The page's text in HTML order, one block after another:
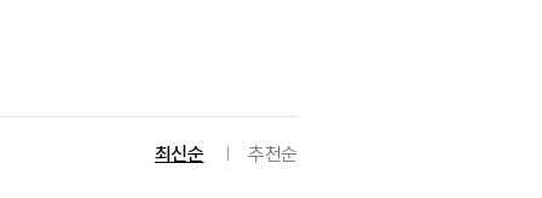
최신순 추천순